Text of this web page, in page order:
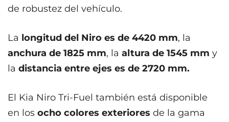
de robustez del vehículo.
La longitud del Niro es de 4420 mm, la
anchura de 1825 mm, la altura de 1545 mm y
la distancia entre ejes es de 2720 mm.
El Kia Niro Tri-Fuel también está disponible
en los ocho colores exteriores de la gama